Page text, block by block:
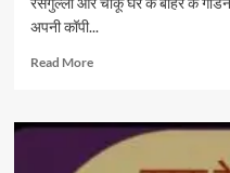
अपनी कॉपी...
Read MoreRead
कविता
बाल
दिवस